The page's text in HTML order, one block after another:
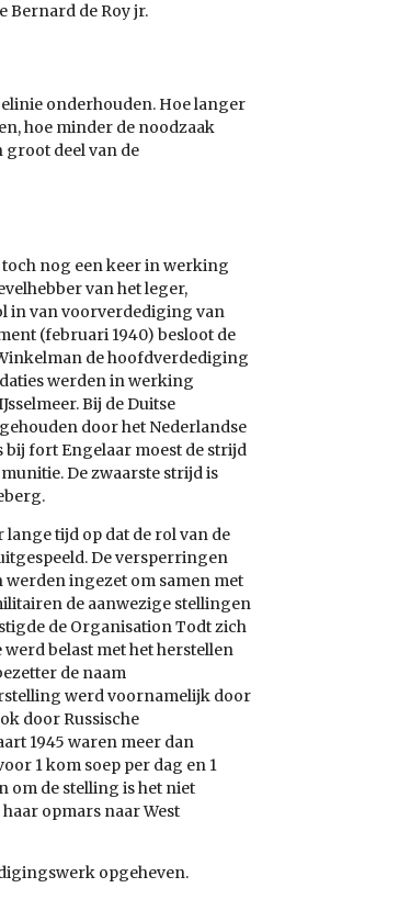
Bernard de Roy jr.
onderhouden. Hoe langer
hoe minder de noodzaak
groot deel van de
nog een keer in werking
van het leger,
in van voorverdediging van
(februari 1940) besloot de
de hoofdverdediging
werden in werking
Bij de Duitse
door het Nederlandse
bij fort Engelaar moest de strijd
De zwaarste strijd is
tijd op dat de rol van de
De versperringen
ingezet om samen met
de aanwezige stellingen
de Organisation Todt zich
belast met het herstellen
de naam
werd voornamelijk door
door Russische
1945 waren meer dan
1 kom soep per dag en 1
om de stelling is het niet
opmars naar West
opgeheven.